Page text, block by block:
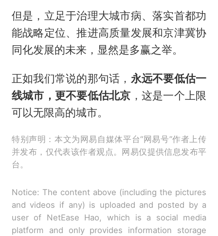
但是，立足于治理大城市病、落实首都功
能战略定位、推进高质量发展和京津冀协
同化发展的未来，显然是多赢之举。
正如我们常说的那句话， 永远不要低估一
线城市，更不要低估北京 ，这是一个上限
可以无限高的城市。
特别声明：本文为网易自媒体平台“网易号”作者上传
并发布，仅代表该作者观点。网易仅提供信息发布平
台。
Notice: The content above (including the pictures
and videos if any) is uploaded and posted by a
user of NetEase Hao, which is a social media
platform and only provides information storage